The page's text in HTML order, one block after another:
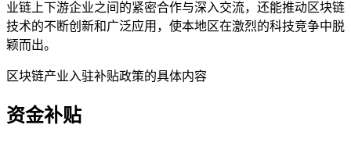
业链上下游企业之间的紧密合作与深入交流，还能推动区块链
技术的不断创新和广泛应用，使本地区在激烈的科技竞争中脱
颖而出。
区块链产业入驻补贴政策的具体内容
资金补贴